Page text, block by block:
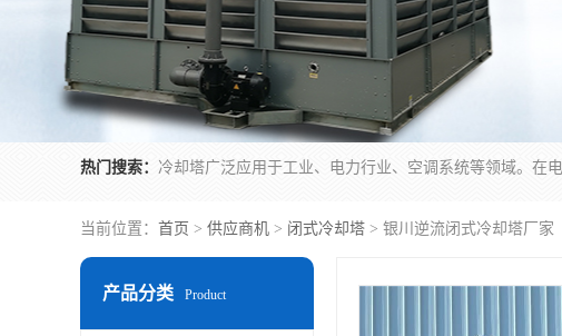
热门搜索：
当前位置： 首页 > 供应商机 > 闭式冷却塔 > 银川逆流闭式冷却塔厂家
产品分类 Product